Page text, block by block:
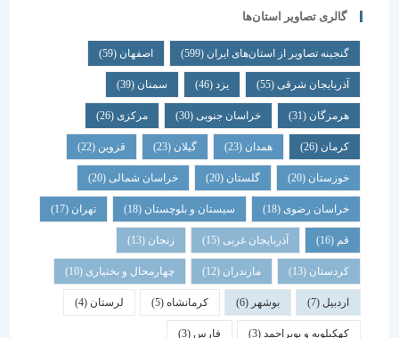
گالری تصاویر استان‌ها
گنجینه تصاویر از استان‌های ایران(599) اصفهان (59)
آذربایجان شرقی(55) یزد سمنان (39)
هرمزگان(31) خراسان جنوبی(30) مرکزی (26)
همدان گیلان قزوین
خوزستان(20) گلستان (20) خراسان شمالی(20)
خراسان رضوی(18) سیستان و بلوچستان(18) تهران
آذربایجان غربی(15) زنجان
کردستان(13) مازندران(12) چهارمحال و بختیاری (10)
بوشهر کرمانشاه(5) لرستان (4)
کهکیلویه و بویراحمد(3) فارس